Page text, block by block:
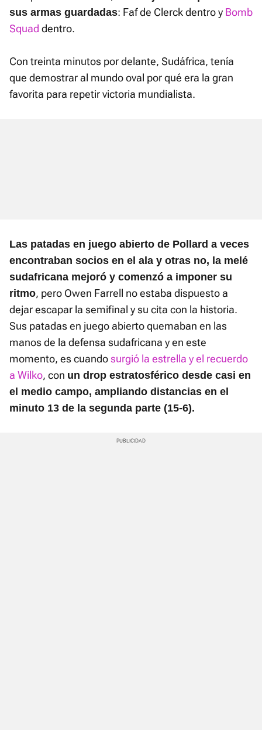
sus armas guardadas: Faf de Clerck dentro y Bomb
Squad dentro.
Con treinta minutos por delante, Sudáfrica, tenía
que demostrar al mundo oval por qué era la gran
favorita para repetir victoria mundialista.
Las patadas en juego abierto de Pollard a veces
encontraban socios en el ala y otras no, la melé
sudafricana mejoró y comenzó a imponer su
ritmo, pero Owen Farrell no estaba dispuesto a
dejar escapar la semifinal y su cita con la historia.
Sus patadas en juego abierto quemaban en las
manos de la defensa sudafricana y en este
momento, es cuandosurgió la estrella y el recuerdo
a Wilko, con un drop estratosférico desde casi en
el medio campo, ampliando distancias en el
minuto 13 de la segunda parte (15-6).